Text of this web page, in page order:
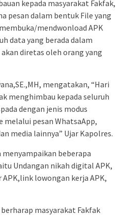
kepada masyarakat Fakfak,
pesan dalam bentuk File yang
mendwonload APK
data yang berada dalam
diretas oleh orang yang
mengatakan, “Hari
menghimbau kepada seluruh
dengan jenis modus
melalui pesan WhatsaApp,
media lainnya” Ujar Kapolres.
beberapa
Undangan nikah digital APK,
lowongan kerja APK,
masyarakat Fakfak